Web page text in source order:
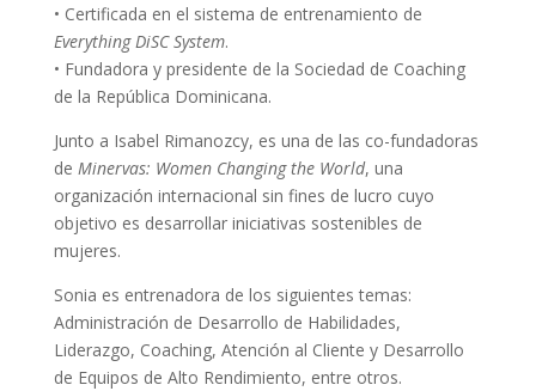
• Certificada en el sistema de entrenamiento de
Everything DiSC System.
• Fundadora y presidente de la Sociedad de Coaching
de la República Dominicana.
Junto a Isabel Rimanozcy, es una de las co-fundadoras
de Minervas: Women Changing the World, una
organización internacional sin fines de lucro cuyo
objetivo es desarrollar iniciativas sostenibles de
mujeres.
Sonia es entrenadora de los siguientes temas:
Administración de Desarrollo de Habilidades,
Liderazgo, Coaching, Atención al Cliente y Desarrollo
de Equipos de Alto Rendimiento, entre otros.